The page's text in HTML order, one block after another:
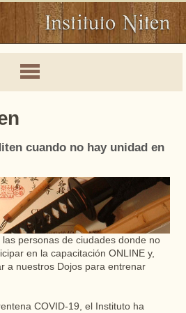
cuando no hay unidad en
personas de ciudades donde no
en la capacitación ONLINE y,
a nuestros Dojos para entrenar
COVID-19, el Instituto ha